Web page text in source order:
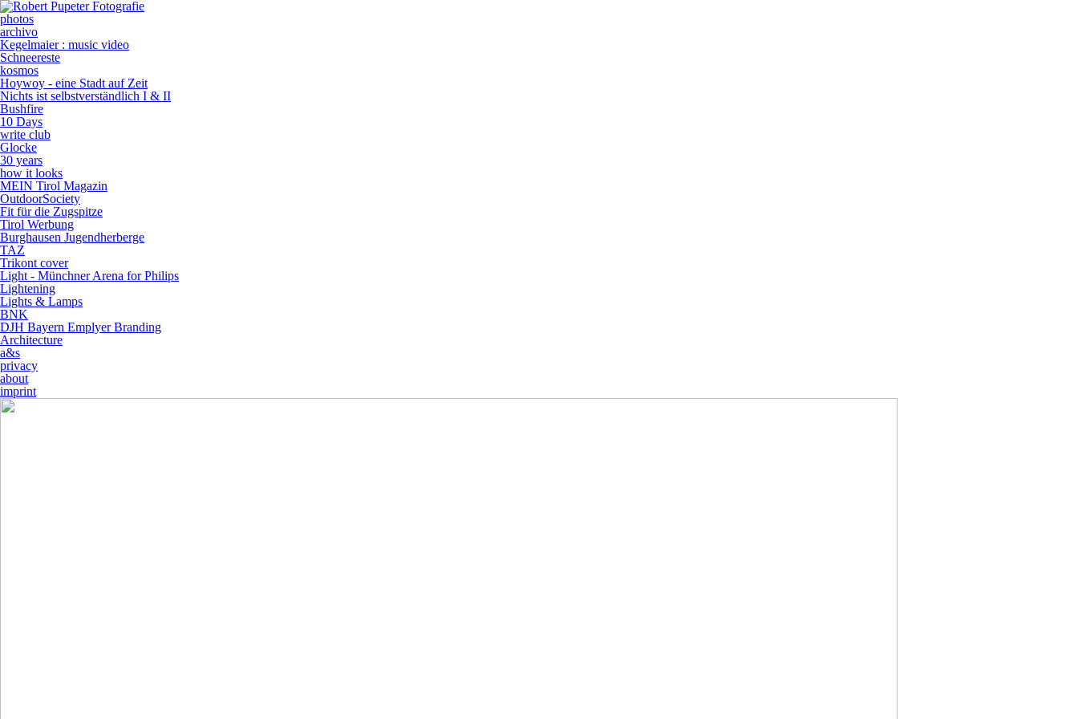
photos
archivo
Kegelmaier : music video
Schneereste
kosmos
Hoywoy - eine Stadt auf Zeit
Nichts ist selbstverständlich I & II
Bushfire
10 Days
write club
Glocke
30 years
how it looks
MEIN Tirol Magazin
OutdoorSociety
Fit für die Zugspitze
Tirol Werbung
Burghausen Jugendherberge
TAZ
Trikont cover
Light - Münchner Arena for Philips
Lightening
Lights & Lamps
BNK
DJH Bayern Emplyer Branding
Architecture
a&s
privacy
about
imprint